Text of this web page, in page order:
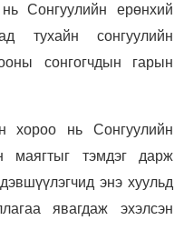
Сонгуулийн ерөнхий
тухайн сонгуулийн
сонгогчдын гарын
хороо нь Сонгуулийн
маягтыг тэмдэг дарж
энэ хуульд
явагдаж эхэлсэн